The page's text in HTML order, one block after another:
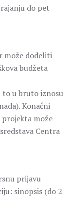
do pet
može dodeliti
budžeta
to u bruto iznosu
Konačni
može
Centra
prijavu
sinopsis (do 2